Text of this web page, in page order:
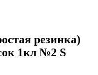
резинка)
1кл №2 S